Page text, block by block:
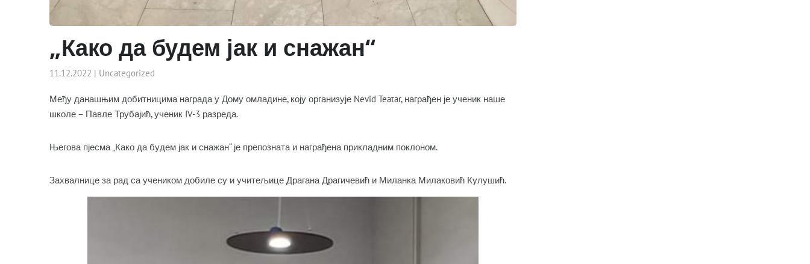
„Како да будем јак и снажан“
11.12.2022 | Uncategorized
Међу данашњим добитницима награда у Дому омладине, коју организује Nevid Teatar, награђен је ученик наше
школе – Павле Трубајић, ученик IV-3 разреда.
Његова пјесма „Како да будем јак и снажан“ је препозната и награђена прикладним поклоном.
Захвалнице за рад са учеником добиле су и учитељице Драгана Драгичевић и Миланка Милаковић Кулушић.